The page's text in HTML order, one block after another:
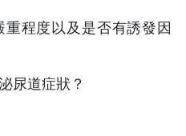
程度以及是否有誘發因
尿道症狀？